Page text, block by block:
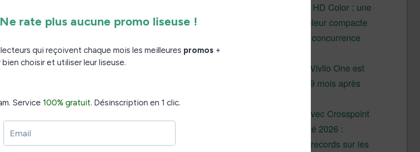
sur cette adresse
sur archive.org.
d’un fichier à télécharger au format ZIP.
jouer à DOOM sur votre liseuse Vivlio en
(ou Pocketbook) à votre ordinateur pour
que vous avez reçu.
Vivlio Light HD Color : une
liseuse couleur compacte
à prix défiant toute concurrence
La liseuse Vivlio One est
un succès 9 mois après
XTEINK X4 : test avec Crosspoint
Soldes d’été 2026 :
réductions records sur les